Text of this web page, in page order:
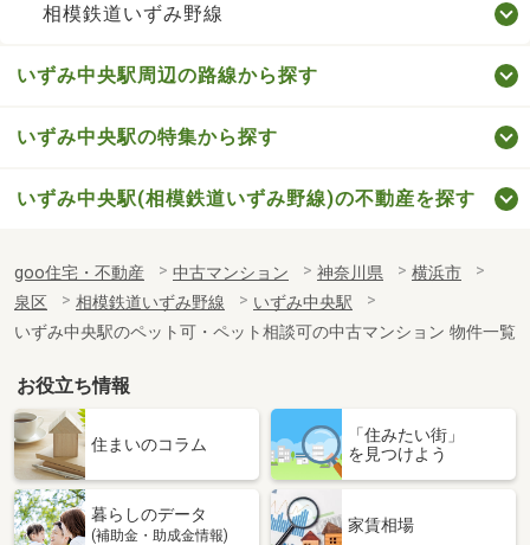
相模鉄道いずみ野線
いずみ中央駅周辺の路線から探す
いずみ中央駅の特集から探す
いずみ中央駅(相模鉄道いずみ野線)の不動産を探す
goo住宅・不動産 中古マンション 神奈川県
横浜市
泉区
相模鉄道いずみ野線
いずみ中央駅
いずみ中央駅のペット可・ペット相談可の中古マンション 物件一覧
お役立ち情報
住まいのコラム
「住みたい街」
を見つけよう
暮らしのデータ
(補助金・助成金情報)
家賃相場